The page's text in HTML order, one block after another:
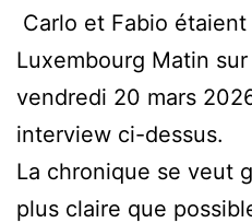
Carlo et Fabio
Luxembourg Matin
vendredi 20 mars
interview ci-dessus.
La chronique se veut
plus claire que